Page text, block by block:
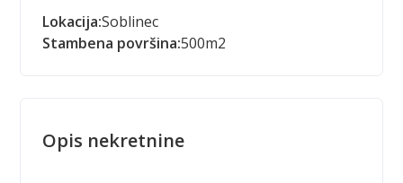
Lokacija:Soblinec
Stambena površina:500m2
Opis nekretnine